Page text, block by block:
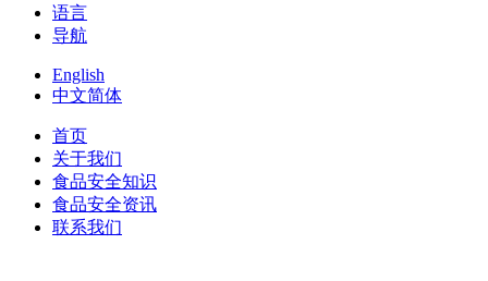
语言
导航
English
中文简体
首页
关于我们
食品安全知识
食品安全资讯
联系我们